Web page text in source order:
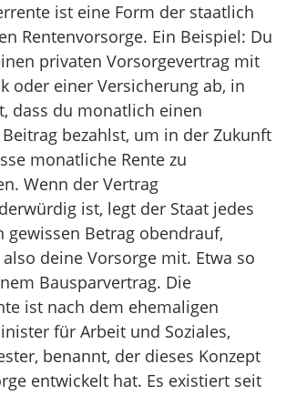
ist eine Form der staatlich
Rentenvorsorge. Ein Beispiel: Du
privaten Vorsorgevertrag mit
oder einer Versicherung ab, in
dass du monatlich einen
bezahlst, um in der Zukunft
monatliche Rente zu
Wenn der Vertrag
ist, legt der Staat jedes
gewissen Betrag obendrauf,
deine Vorsorge mit. Etwa so
Bausparvertrag. Die
ist nach dem ehemaligen
für Arbeit und Soziales,
benannt, der dieses Konzept
entwickelt hat. Es existiert seit